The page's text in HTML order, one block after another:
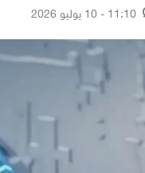
11:10 - 10 يوليو 2026